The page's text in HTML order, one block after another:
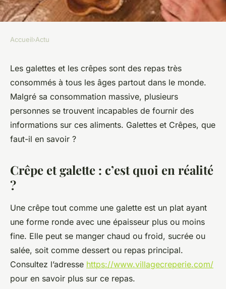
Les effets des crêpes et
galettes sur la santé
victoire•6 février 2023•2 min de lecture
Accueil›Actu
Les galettes et les crêpes sont des repas très
consommés à tous les âges partout dans le monde.
Malgré sa consommation massive, plusieurs
personnes se trouvent incapables de fournir des
informations sur ces aliments. Galettes et Crêpes, que
faut-il en savoir ?
Crêpe et galette : c’est quoi en réalité
?
Une crêpe tout comme une galette est un plat ayant
une forme ronde avec une épaisseur plus ou moins
fine. Elle peut se manger chaud ou froid, sucrée ou
salée, soit comme dessert ou repas principal.
Consultez l’adresse https://www.villagecreperie.com/
pour en savoir plus sur ce repas.